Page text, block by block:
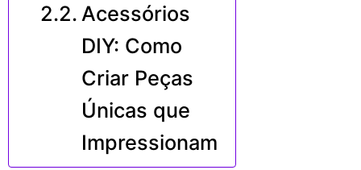
Acessórios
DIY: Como
Criar Peças
Únicas que
Impressionam